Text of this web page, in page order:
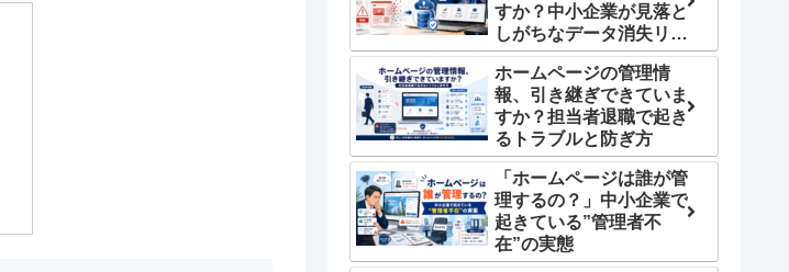
すか？中小企業が見落と
しがちなデータ消失リス
ク
ホームページの管理情
報、引き継ぎできていま
すか？担当者退職で起き
るトラブルと防ぎ方
「ホームページは誰が管
理するの？」中小企業で
起きている”管理者不
在”の実態